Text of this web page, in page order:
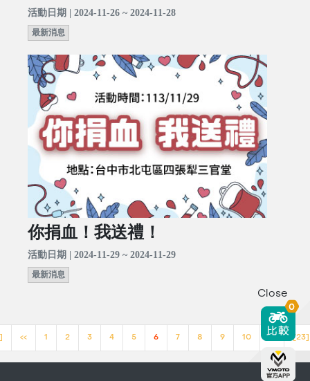
活動日期 | 2024-11-26 ~ 2024-11-28
最新消息
你捐血！我送禮！
活動日期 | 2024-11-29 ~ 2024-11-29
最新消息
<< 1 2 3 4 5 6 7 8 9 10 >> [23]
Close
0